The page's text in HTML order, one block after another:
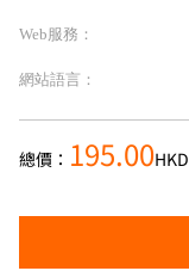
Web服務：
網站語言：
總價： 195.00HKD